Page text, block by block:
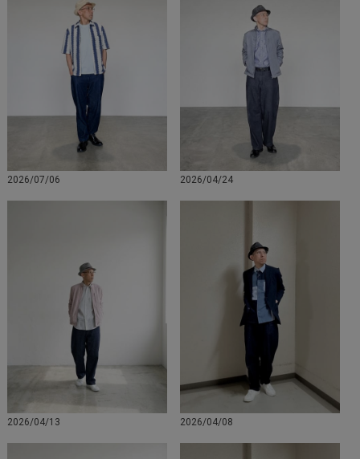
2026/07/06 2026/04/24
2026/04/13 2026/04/08